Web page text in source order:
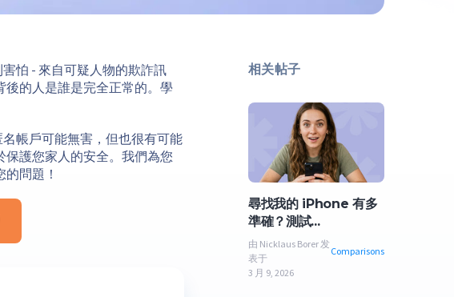
怕 - 來自可疑人物的欺詐訊
的人是誰是完全正常的。學
帳戶可能無害，但也很有可能
護您家人的安全。我們為您
問題！
相关帖子
尋找我的 iPhone 有多
準確？測試...
由 Nicklaus Borer 发
表于
Comparisons
3 月 9, 2026